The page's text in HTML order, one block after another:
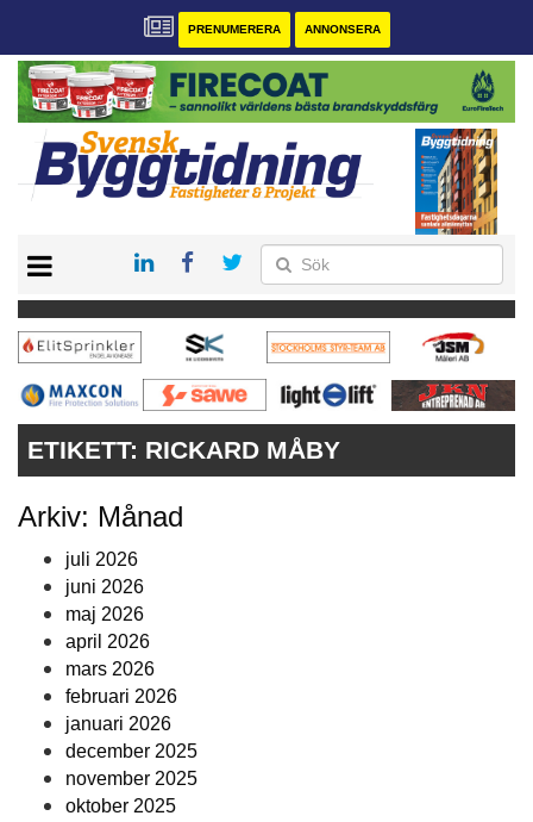
PRENUMERERA ANNONSERA
PRENUMERERA
VÅRA ANDRA MAGASIN
ANNONSERA
ETIKETT: RICKARD MÅBY
Arkiv: Månad
juli 2026
juni 2026
maj 2026
april 2026
mars 2026
februari 2026
januari 2026
december 2025
november 2025
oktober 2025